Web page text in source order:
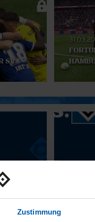
Zustimmung
SV